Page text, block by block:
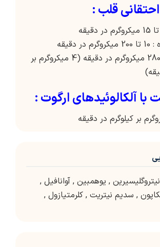
قلب :
حداکثر دوز : 280 میکروگرم در دقیقه (4 میکروگرم بر
آلکالوئیدهای ارگوت :
نیتروگلیسیرین , یوهمبین , آوانافیل ,
, سدیم نیتریت , کلرمتیازول ,